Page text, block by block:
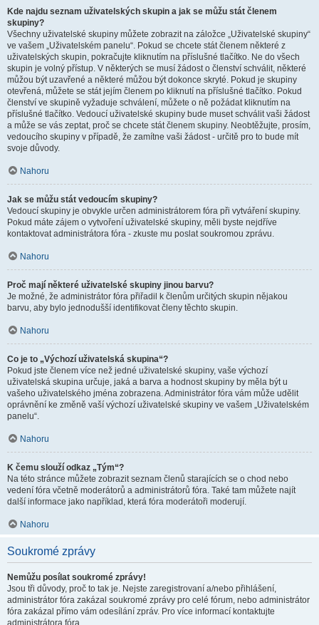
Kde najdu seznam uživatelských skupin a jak se můžu stát členem
skupiny?
Všechny uživatelské skupiny můžete zobrazit na záložce „Uživatelské skupiny“
ve vašem „Uživatelském panelu“. Pokud se chcete stát členem některé z
uživatelských skupin, pokračujte kliknutím na příslušné tlačítko. Ne do všech
skupin je volný přístup. V některých se musí žádost o členství schválit, některé
můžou být uzavřené a některé můžou být dokonce skryté. Pokud je skupiny
otevřená, můžete se stát jejím členem po kliknutí na příslušné tlačítko. Pokud
členství ve skupině vyžaduje schválení, můžete o ně požádat kliknutím na
příslušné tlačítko. Vedoucí uživatelské skupiny bude muset schválit vaši žádost
a může se vás zeptat, proč se chcete stát členem skupiny. Neobtěžujte, prosím,
vedoucího skupiny v případě, že zamítne vaši žádost - určitě pro to bude mít
svoje důvody.
Nahoru
Jak se můžu stát vedoucím skupiny?
Vedoucí skupiny je obvykle určen administrátorem fóra při vytváření skupiny.
Pokud máte zájem o vytvoření uživatelské skupiny, měli byste nejdříve
kontaktovat administrátora fóra - zkuste mu poslat soukromou zprávu.
Nahoru
Proč mají některé uživatelské skupiny jinou barvu?
Je možné, že administrátor fóra přiřadil k členům určitých skupin nějakou
barvu, aby bylo jednodušší identifikovat členy těchto skupin.
Nahoru
Co je to „Výchozí uživatelská skupina“?
Pokud jste členem více než jedné uživatelské skupiny, vaše výchozí
uživatelská skupina určuje, jaká a barva a hodnost skupiny by měla být u
vašeho uživatelského jména zobrazena. Administrátor fóra vám může udělit
oprávnění ke změně vaší výchozí uživatelské skupiny ve vašem „Uživatelském
panelu“.
Nahoru
K čemu slouží odkaz „Tým“?
Na této stránce můžete zobrazit seznam členů starajících se o chod nebo
vedení fóra včetně moderátorů a administrátorů fóra. Také tam můžete najít
další informace jako například, která fóra moderátoři moderují.
Nahoru
Soukromé zprávy
Nemůžu posílat soukromé zprávy!
Jsou tři důvody, proč to tak je. Nejste zaregistrovaní a/nebo přihlášení,
administrátor fóra zakázal soukromé zprávy pro celé fórum, nebo administrátor
fóra zakázal přímo vám odesílání zpráv. Pro více informací kontaktujte
administrátora fóra.